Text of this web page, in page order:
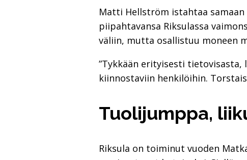
Matti Hellström istahtaa
piipahtavansa Riksulassa
väliin, mutta osallistuu moneen
”Tykkään erityisesti
kiinnostaviin henkilöihin.
Tuolijumppa,
Riksula on toiminut vuoden